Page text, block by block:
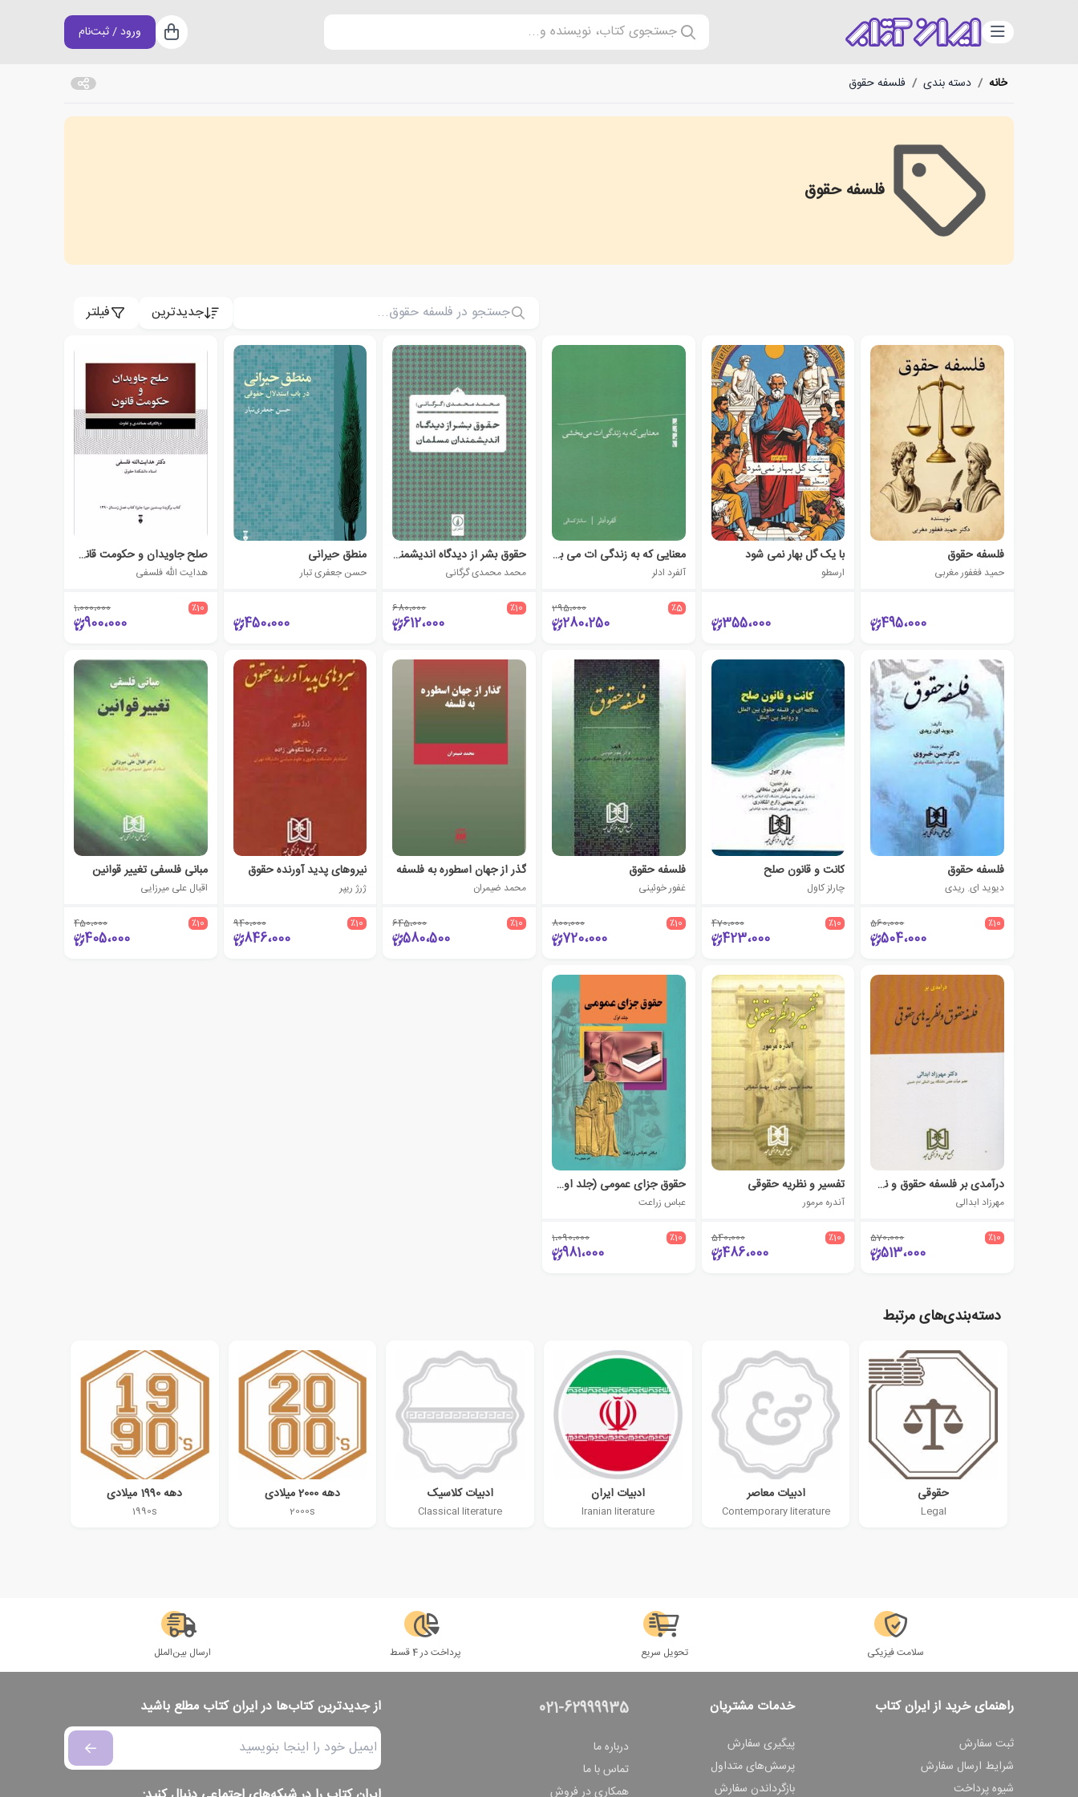
دسته‌بندی جستجوی کتاب، نویسنده و... سبد خرید
ورود / ثبت‌نام
خانه / دسته بندی / فلسفه حقوق
فلسفه حقوق
Philosophy of law
جدیدترین فیلتر
فلسفه حقوق
حمید فغفور مغربی
495،000
با یک گل بهار نمی شود
ارسطو
355،000
معنایی که به زندگی ات می بخشی
آلفرد ادلر
٪5 295،000
280،250
حقوق بشر از دیدگاه اندیشمندان مسلمان
محمد محمدی گرگانی
٪10 680،000
612،000
منطق حیرانی
حسن جعفری تبار
450،000
صلح جاویدان و حکومت قانون
هدایت الله فلسفی
٪10 1،000،000
900،000
فلسفه حقوق
دیوید ای. ریدی
٪10 560،000
504،000
کانت و قانون صلح
چارلز کاول
٪10 470،000
423،000
فلسفه حقوق
غفور خوئینی
٪10 800،000
720،000
گذر از جهان اسطوره به فلسفه
محمد ضیمران
٪10 645،000
580،500
نیروهای پدید آورنده حقوق
ژرژ ریپر
٪10 940،000
846،000
مبانی فلسفی تغییر قوانین
اقبال علی میرزایی
٪10 450،000
405،000
درآمدی بر فلسفه حقوق و نظریه های حقوق
مهرزاد ابدالی
٪10 570،000
513،000
تفسیر و نظریه حقوقی
آندره مرمور
٪10 540،000
486،000
حقوق جزای عمومی (جلد اول)
عباس زراعت
٪10 1،090،000
981،000
دسته‌بندی‌های مرتبط
حقوقی
Legal
ادبیات معاصر
Contemporary literature
ادبیات ایران
Iranian literature
ادبیات کلاسیک
Classical literature
دهه 2000 میلادی
2000s
دهه 1990 میلادی
1990s
سلامت فیزیکی تحویل سریع پرداخت در 4 قسط ارسال بین‌الملل
راهنمای خرید از ایران کتاب
ثبت سفارش
شرایط ارسال سفارش
شیوه پرداخت
خدمات مشتریان
پیگیری سفارش
پرسش‌های متداول
بازگرداندن سفارش
021-62999935
درباره ما
تماس با ما
همکاری در فروش
از جدیدترین کتاب‌ها در ایران کتاب مطلع باشید